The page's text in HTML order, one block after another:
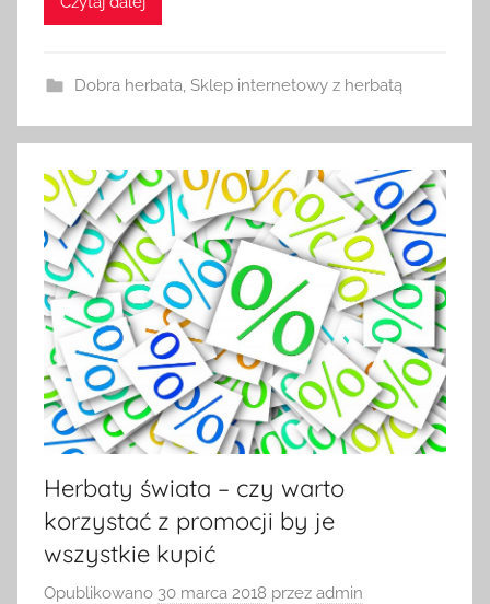
Dobra herbata, Sklep internetowy z herbatą
Herbaty świata – czy warto
korzystać z promocji by je
wszystkie kupić
Opublikowano 30 marca 2018 przez admin